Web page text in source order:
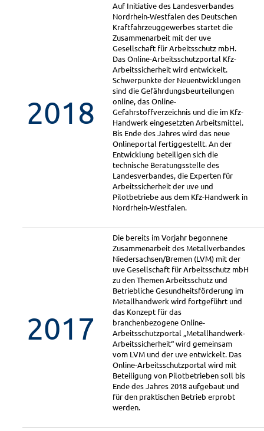
2018
Auf Initiative des Landesverbandes
Nordrhein-Westfalen des Deutschen
Kraftfahrzeuggewerbes startet die
Zusammenarbeit mit der uve
Gesellschaft für Arbeitsschutz mbH.
Das Online-Arbeitsschutzportal Kfz-
Arbeitssicherheit wird entwickelt.
Schwerpunkte der Neuentwicklungen
sind die Gefährdungsbeurteilungen
online, das Online-
Gefahrstoffverzeichnis und die im Kfz-
Handwerk eingesetzten Arbeitsmittel.
Bis Ende des Jahres wird das neue
Onlineportal fertiggestellt. An der
Entwicklung beteiligen sich die
technische Beratungsstelle des
Landesverbandes, die Experten für
Arbeitssicherheit der uve und
Pilotbetriebe aus dem Kfz-Handwerk in
Nordrhein-Westfalen.
2017
Die bereits im Vorjahr begonnene
Zusammenarbeit des Metallverbandes
Niedersachsen/Bremen (LVM) mit der
uve Gesellschaft für Arbeitsschutz mbH
zu den Themen Arbeitsschutz und
Betriebliche Gesundheitsförderung im
Metallhandwerk wird fortgeführt und
das Konzept für das
branchenbezogene Online-
Arbeitsschutzportal „Metallhandwerk-
Arbeitssicherheit“ wird gemeinsam
vom LVM und der uve entwickelt. Das
Online-Arbeitsschutzportal wird mit
Beteiligung von Pilotbetrieben soll bis
Ende des Jahres 2018 aufgebaut und
für den praktischen Betrieb erprobt
werden.